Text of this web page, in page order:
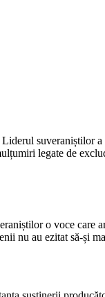
suveraniștilor
legate de
o voce care
nu au ezitat să-și